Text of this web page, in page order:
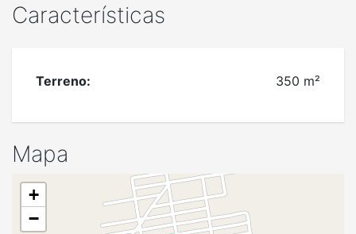
Características
Terreno: 350 m²
Mapa
+
−